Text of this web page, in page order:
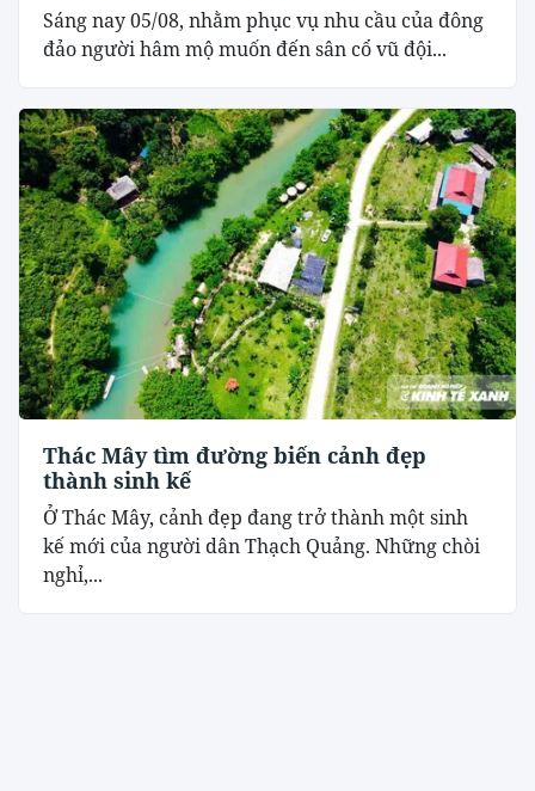
Sáng nay 05/08, nhằm phục vụ nhu cầu của đông
đảo người hâm mộ muốn đến sân cổ vũ đội...
Thác Mây tìm đường biến cảnh đẹp
thành sinh kế
Ở Thác Mây, cảnh đẹp đang trở thành một sinh
kế mới của người dân Thạch Quảng. Những chòi
nghỉ,...